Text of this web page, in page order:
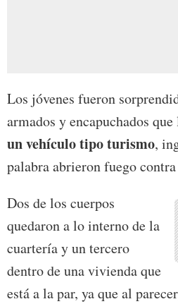
Los jóvenes fueron
armados y encapuchados
un vehículo tipo turismo,
palabra abrieron fuego
Dos de los cuerpos
quedaron a lo interno de la
cuartería y un tercero
dentro de una vivienda que
está a la par, ya que al